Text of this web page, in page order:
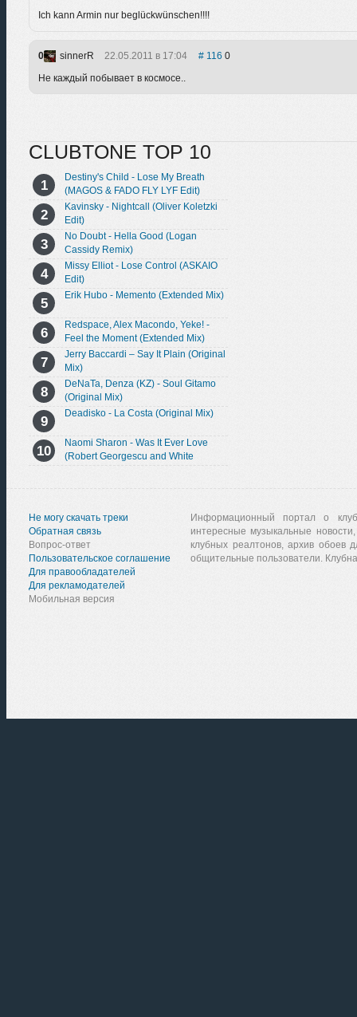
Ich kann Armin nur beglückwünschen!!!!
0 sinnerR 22.05.2011 в 17:04 116 0
Не каждый побывает в космосе..
CLUBTONE TOP 10
Destiny's Child - Lose My Breath
(MAGOS & FADO FLY LYF Edit)
Kavinsky - Nightcall (Oliver Koletzki
Edit)
No Doubt - Hella Good (Logan
Cassidy Remix)
Missy Elliot - Lose Control (ASKAIO
Edit)
Erik Hubo - Memento (Extended Mix)
Redspace, Alex Macondo, Yeke! -
Feel the Moment (Extended Mix)
Jerry Baccardi – Say It Plain (Original
Mix)
DeNaTa, Denza (KZ) - Soul Gitamo
(Original Mix)
Deadisko - La Costa (Original Mix)
Naomi Sharon - Was It Ever Love
(Robert Georgescu and White
Не могу скачать треки
Обратная связь
Вопрос-ответ
Пользовательское соглашение
Для правообладателей
Для рекламодателей
Мобильная версия
Информационный портал о
интересные музыкальные
клубных реалтонов, архив обоев
общительные пользователи.